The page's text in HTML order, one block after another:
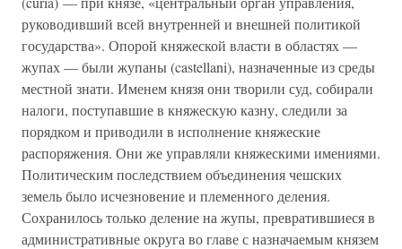
руководивший всей внутренней и внешней политикой
государства». Опорой княжеской власти в областях —
жупах — были жупаны (castellani), назначенные из среды
местной знати. Именем князя они творили суд, собирали
налоги, поступавшие в княжескую казну, следили за
порядком и приводили в исполнение княжеские
распоряжения. Они же управляли княжескими имениями.
Политическим последствием объединения чешских
земель было исчезновение и племенного деления.
Сохранилось только деление на жупы, превратившиеся в
административные округа во главе с назначаемым князем